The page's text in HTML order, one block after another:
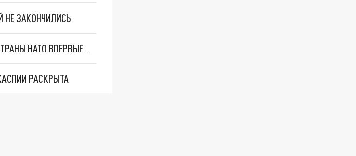
ЗАКОНЧИЛИСЬ
"ОЧЕНЬ ПЛОХИЕ НОВОСТИ": БОЛЬШАЯ ОШИБКА PALANTIR В РОССИИ. СТРАНЫ НАТО ВПЕРВЫЕ ЗА СВО ОСТАНОВИЛИ ПОСТАВКИ ОРУЖИЯ. ВСУ ТЕРЯЮТ ПРИГРАНИЧЬЕ?
РАСКРЫТА